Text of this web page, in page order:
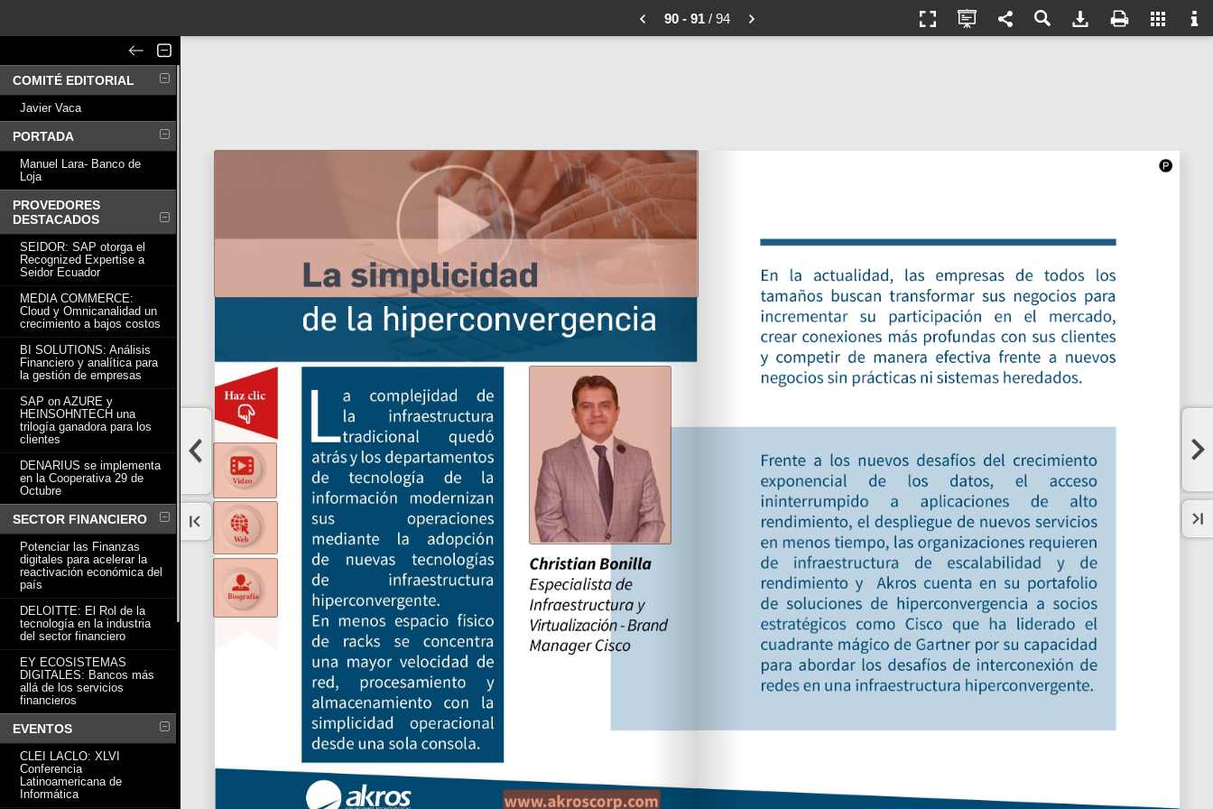
90 - 91/ 94
COMITÉ EDITORIAL
Javier Vaca
PORTADA
Manuel Lara- Banco de
Loja
PROVEDORES
DESTACADOS
SEIDOR: SAP otorga el
Recognized Expertise a
Seidor Ecuador
MEDIA COMMERCE:
Cloud y Omnicanalidad un
crecimiento a bajos costos
BI SOLUTIONS: Análisis
Financiero y analítica para
la gestión de empresas
SAP on AZURE y
HEINSOHNTECH una
trilogía ganadora para los
clientes
DENARIUS se implementa
en la Cooperativa 29 de
Octubre
SECTOR FINANCIERO
Potenciar las Finanzas
digitales para acelerar la
reactivación económica del
país
DELOITTE: El Rol de la
tecnología en la industria
del sector financiero
EY ECOSISTEMAS
DIGITALES: Bancos más
allá de los servicios
financieros
EVENTOS
CLEI LACLO: XLVI
Conferencia
Latinoamericana de
Informática